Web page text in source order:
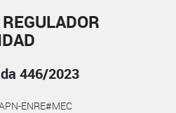
446/2023
ENRE#MEC